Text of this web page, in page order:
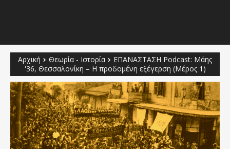
Αρχική Θεωρία - Ιστορία
ΕΠΑΝΑΣΤΑΣΗ Podcast: Μάης
'36, Θεσσαλονίκη – Η προδομένη εξέγερση (Μέρος 1)